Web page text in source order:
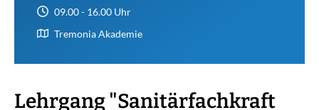
Lehrgang "Sanitärfachkraft
09.00 - 16.00 Uhr
Tremonia Akademie